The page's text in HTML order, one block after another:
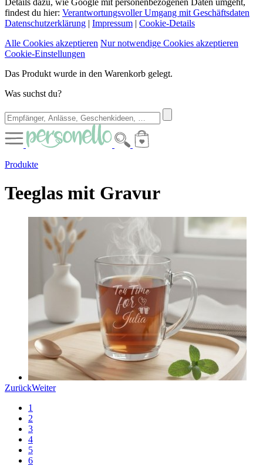
Details dazu, wie Google mit personenbezogenen Daten umgeht,
findest du hier: Verantwortungsvoller Umgang mit Geschäftsdaten
Datenschutzerklärung | Impressum | Cookie-Details
Alle Cookies akzeptieren Nur notwendige Cookies akzeptieren
Cookie-Einstellungen
Das Produkt wurde in den Warenkorb gelegt.
Was suchst du?
Produkte
Teeglas mit Gravur
ZurückWeiter
1
2
3
4
5
6